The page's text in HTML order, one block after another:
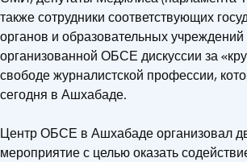
также сотрудники соответствующих
органов и образовательных
организованной ОБСЕ дискуссии за
свободе журналистской профессии,
сегодня в Ашхабаде.
Центр ОБСЕ в Ашхабаде организовал
мероприятие с целью оказать